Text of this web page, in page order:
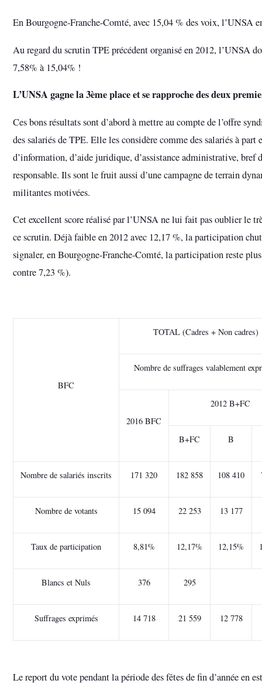
En Bourgogne-Franche-Comté, avec 15,04 % des voix, l’UNSA
Au regard du scrutin TPE précédent organisé en 2012, l’UNSA
7,58% à 15,04% !
L’UNSA gagne la 3ème place et se rapproche des deux
Ces bons résultats sont d’abord à mettre au compte de l’offre
des salariés de TPE. Elle les considère comme des salariés à part
d’information, d’aide juridique, d’assistance administrative, bref
responsable. Ils sont le fruit aussi d’une campagne de terrain
militantes motivées.
Cet excellent score réalisé par l’UNSA ne lui fait pas oublier le
ce scrutin. Déjà faible en 2012 avec 12,17 %, la participation
signaler, en Bourgogne-Franche-Comté, la participation reste
contre 7,23 %).
BFC
TOTAL (Cadres + Non cadres)
Nombre de suffrages valablement
2016 BFC
2012 B+FC
B+FC B
Nombre de salariés inscrits 171 320 182 858 108 410
Nombre de votants 15 094 22 253 13 177
Taux de participation 8,81% 12,17% 12,15%
Blancs et Nuls 376 295
Suffrages exprimés 14 718 21 559 12 778
Le report du vote pendant la période des fêtes de fin d’année en